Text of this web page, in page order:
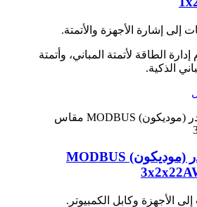
الطاقة لأتمتة المباني، وأتمتة
الذكية.
كابل شنايدر (موديكون) MODBUS
إلى الأجهزة وكابل الكمبيوتر.